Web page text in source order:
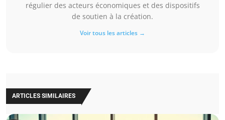
régulier des acteurs économiques et des dispositifs
de soutien à la création.
Voir tous les articles →
ARTICLES SIMILAIRES